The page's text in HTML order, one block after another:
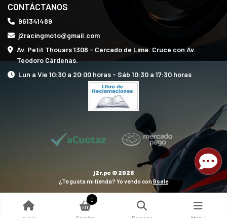
CONTÁCTANOS
961341489
j2racingmoto@gmail.com
Av. Petit Thouars 1306 - Cercado de Lima. Cruce con Av.
Teodoro Cárdenas.
Lun a Vie 10:30 a 20:00 horas - Sáb 10:30 a 17:30 horas
j2r.pe © 2026
¿Te gusta mi tienda? Yo vendo conBsale
0